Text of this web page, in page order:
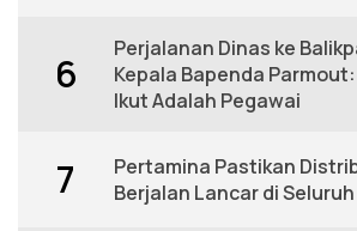
6
Perjalanan Dinas ke
Kepala Bapenda
Ikut Adalah Pegawai
7
Pertamina Pastikan
Berjalan Lancar di